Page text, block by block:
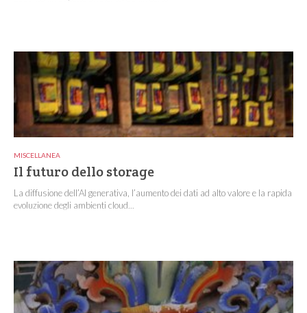
MISCELLANEA
Il futuro dello storage
La diffusione dell’AI generativa, l’aumento dei dati ad alto valore e la rapida
evoluzione degli ambienti cloud...